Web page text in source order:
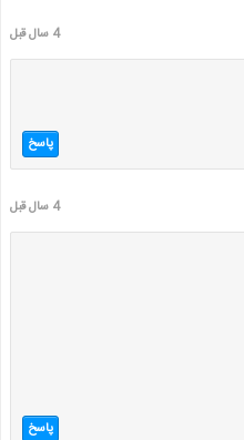
4 سال قبل
پاسخ
4 سال قبل
پاسخ